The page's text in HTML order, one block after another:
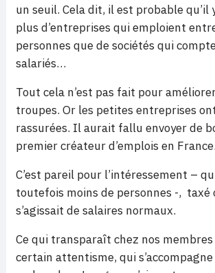
un seuil. Cela dit, il est probable qu’il
plus d’entreprises qui emploient
personnes que de sociétés qui
salariés…
Tout cela n’est pas fait pour
troupes. Or les petites entreprises
rassurées. Il aurait fallu envoyer de
premier créateur d’emplois en France.
C’est pareil pour l’intéressement –
toutefois moins de personnes -, taxé
s’agissait de salaires normaux.
Ce qui transparaît chez nos membres
certain attentisme, qui s’accompagne